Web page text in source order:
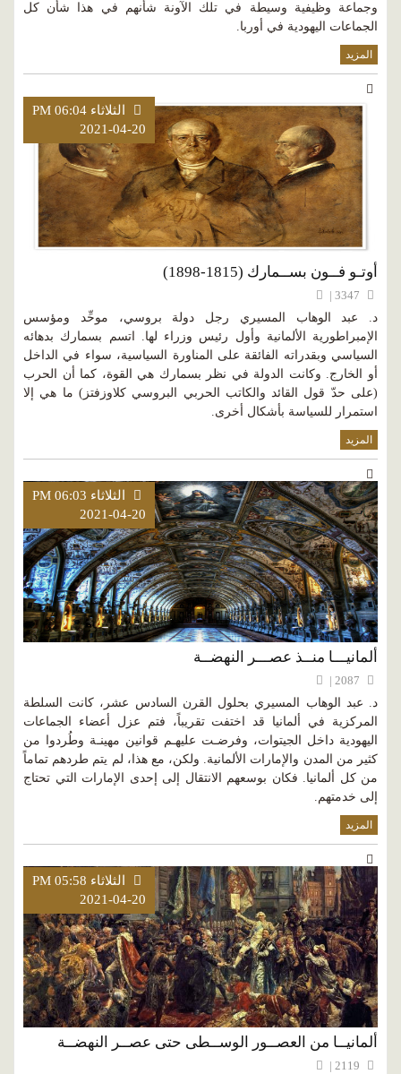
وجماعة وظيفية وسيطة في تلك الآونة شأنهم في هذا شأن كل
الجماعات اليهودية في أوربا.
المزيد
الثلاثاء PM 06:04
2021-04-20
أوتـو فــون بســمارك (1815-1898)
د. عبد الوهاب المسيري رجل دولة بروسي، موحِّد ومؤسس
الإمبراطورية الألمانية وأول رئيس وزراء لها. اتسم بسمارك بدهائه
السياسي وبقدراته الفائقة على المناورة السياسية، سواء في الداخل
أو الخارج. وكانت الدولة في نظر بسمارك هي القوة، كما أن الحرب
(على حدّ قول القائد والكاتب الحربي البروسي كلاوزفتز) ما هي إلا
استمرار للسياسة بأشكال أخرى.
المزيد
الثلاثاء PM 06:03
2021-04-20
ألمانيـــا منــذ عصـــر النهضــة
د. عبد الوهاب المسيري بحلول القرن السادس عشر، كانت السلطة
المركزية في ألمانيا قد اختفت تقريباً، فتم عزل أعضاء الجماعات
اليهودية داخل الجيتوات، وفرضـت عليهـم قوانين مهينـة وطُردوا من
كثير من المدن والإمارات الألمانية. ولكن، مع هذا، لم يتم طردهم تماماً
من كل ألمانيا. فكان بوسعهم الانتقال إلى إحدى الإمارات التي تحتاج
إلى خدمتهم.
المزيد
الثلاثاء PM 05:58
2021-04-20
ألمانيــا من العصــور الوســطى حتى عصــر النهضــة